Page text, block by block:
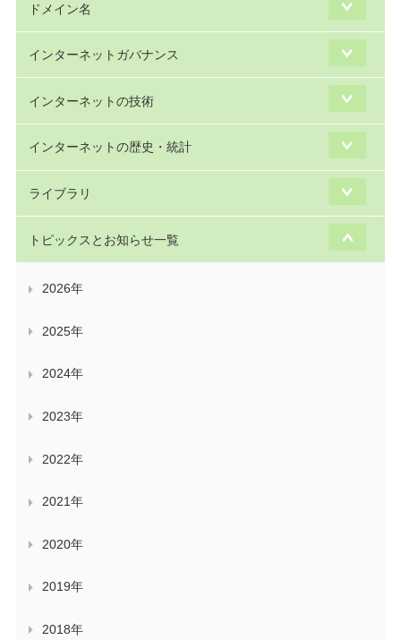
ドメイン名
インターネットガバナンス
インターネットの技術
インターネットの歴史・統計
ライブラリ
トピックスとお知らせ一覧
2026年
2025年
2024年
2023年
2022年
2021年
2020年
2019年
2018年